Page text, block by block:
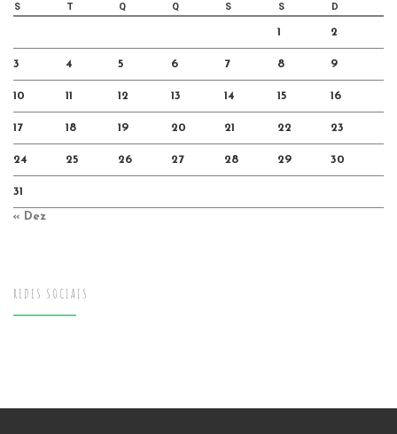
S T Q Q S S D
1 2
3 4 5 6 7 8 9
10 11 12 13 14 15 16
17 18 19 20 21 22 23
24 25 26 27 28 29 30
31
« Dez
REDES SOCIAIS